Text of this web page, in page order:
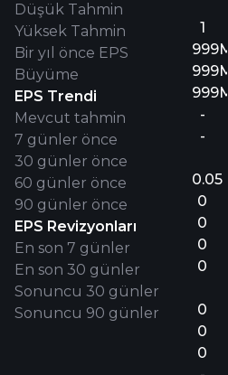
Düşük Tahmin
Yüksek Tahmin
Bir yıl önce EPS
Büyüme
EPS Trendi
Mevcut tahmin
7 günler önce
30 günler önce
60 günler önce
90 günler önce
EPS Revizyonları
En son 7 günler
En son 30 günler
Sonuncu 30 günler
Sonuncu 90 günler
1
999M
999M
999M
-
-
0.05
0
0
0
0
0
0
0